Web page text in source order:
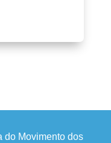
do Movimento dos